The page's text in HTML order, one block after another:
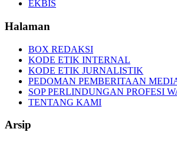
EKBIS
Halaman
BOX REDAKSI
KODE ETIK INTERNAL
KODE ETIK JURNALISTIK
PEDOMAN PEMBERITAAN
SOP PERLINDUNGAN PROFESI
TENTANG KAMI
Arsip